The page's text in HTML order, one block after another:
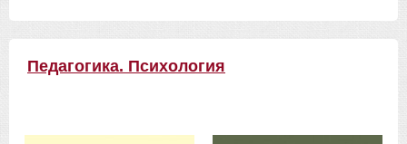
Педагогика. Психология